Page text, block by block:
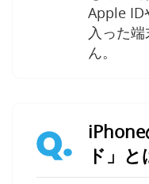
Apple ID
入った
ん。
Q.
ド」